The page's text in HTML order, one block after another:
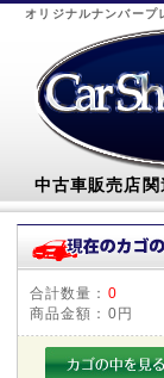
オリジナルナンバープ
中古車販売店
合計数量： 0
商品金額： 0円